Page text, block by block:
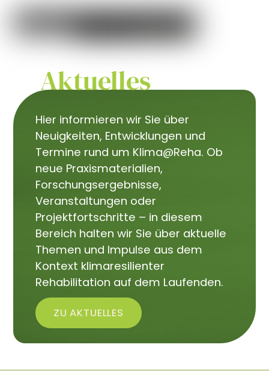
Aktuelles
Hier informieren wir Sie über
Neuigkeiten, Entwicklungen und
Termine rund um Klima@Reha. Ob
neue Praxismaterialien,
Forschungsergebnisse,
Veranstaltungen oder
Projektfortschritte – in diesem
Bereich halten wir Sie über aktuelle
Themen und Impulse aus dem
Kontext klimaresilienter
Rehabilitation auf dem Laufenden.
ZU AKTUELLES